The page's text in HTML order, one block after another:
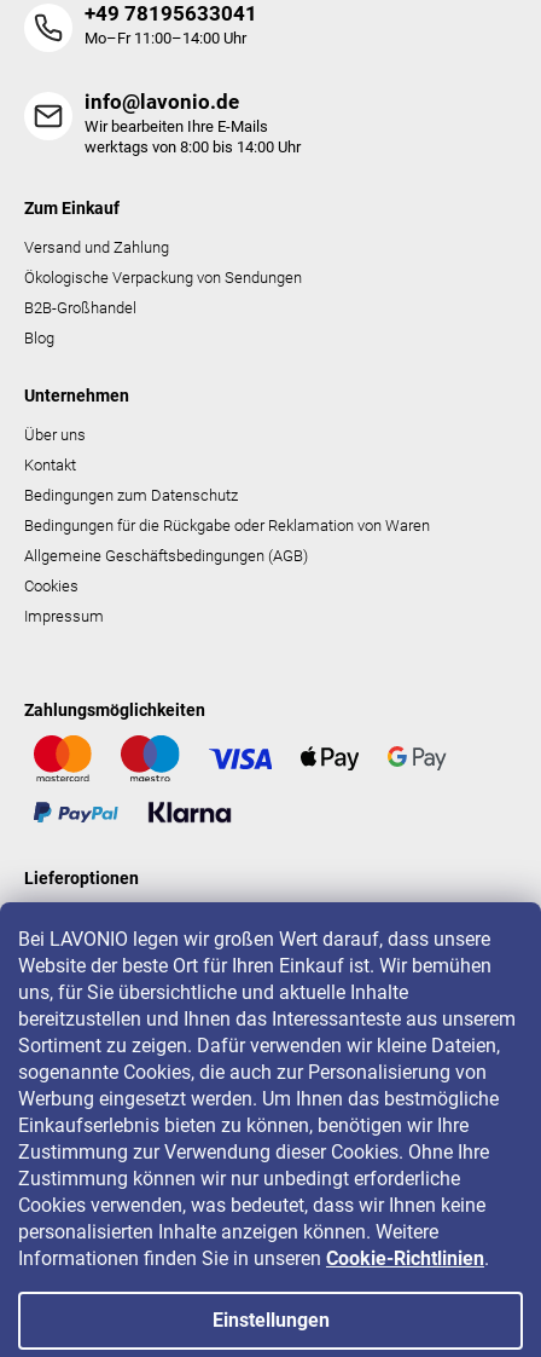
Bei LAVONIO legen wir großen Wert darauf, dass unsere
Website der beste Ort für Ihren Einkauf ist. Wir bemühen
uns, für Sie übersichtliche und aktuelle Inhalte
bereitzustellen und Ihnen das Interessanteste aus unserem
Sortiment zu zeigen. Dafür verwenden wir kleine Dateien,
sogenannte Cookies, die auch zur Personalisierung von
Werbung eingesetzt werden. Um Ihnen das bestmögliche
Einkaufserlebnis bieten zu können, benötigen wir Ihre
Zustimmung zur Verwendung dieser Cookies. Ohne Ihre
Zustimmung können wir nur unbedingt erforderliche
Cookies verwenden, was bedeutet, dass wir Ihnen keine
personalisierten Inhalte anzeigen können. Weitere
Informationen finden Sie in unseren Cookie-Richtlinien.
Einstellungen
+49 78195633041
Mo–Fr 11:00–14:00 Uhr
info@lavonio.de
Wir bearbeiten Ihre E-Mails
werktags von 8:00 bis 14:00 Uhr
Zum Einkauf
Versand und Zahlung
Ökologische Verpackung von Sendungen
B2B-Großhandel
Blog
Unternehmen
Über uns
Kontakt
Bedingungen zum Datenschutz
Bedingungen für die Rückgabe oder Reklamation von Waren
Allgemeine Geschäftsbedingungen (AGB)
Cookies
Impressum
Zahlungsmöglichkeiten
Lieferoptionen
LAVONIO in der Welt
Für Aktionen, Gewinnspiele und Rabatte folgen Sie uns auf:
Copyright 2026 LAVONIO.de. Alle Rechte vorbehalten.